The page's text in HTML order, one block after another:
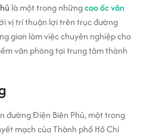
là một trong nhữngcao ốc văn
vị trí thuận lợi trên trục đường
gian làm việc chuyên nghiệp cho
văn phòng tại trung tâm thành
đường Điện Biên Phủ, một trong
mạch của Thành phố Hồ Chí